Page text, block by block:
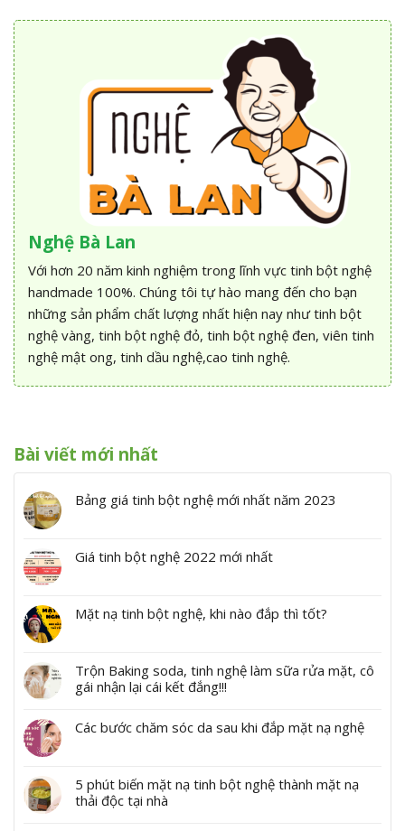
Nghệ Bà Lan
Với hơn 20 năm kinh nghiệm trong lĩnh vực tinh bột nghệ
handmade 100%. Chúng tôi tự hào mang đến cho bạn
những sản phẩm chất lượng nhất hiện nay như tinh bột
nghệ vàng, tinh bột nghệ đỏ, tinh bột nghệ đen, viên tinh
nghệ mật ong, tinh dầu nghệ,cao tinh nghệ.
Bài viết mới nhất
Bảng giá tinh bột nghệ mới nhất năm 2023
Giá tinh bột nghệ 2022 mới nhất
Mặt nạ tinh bột nghệ, khi nào đắp thì tốt?
Trộn Baking soda, tinh nghệ làm sữa rửa mặt, cô
gái nhận lại cái kết đắng!!!
Các bước chăm sóc da sau khi đắp mặt nạ nghệ
5 phút biến mặt nạ tinh bột nghệ thành mặt nạ
thải độc tại nhà